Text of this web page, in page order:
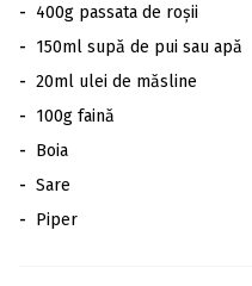
- 400g passata de roșii
- 150ml supă de pui sau apă
- 20ml ulei de măsline
- 100g faină
- Boia
- Sare
- Piper